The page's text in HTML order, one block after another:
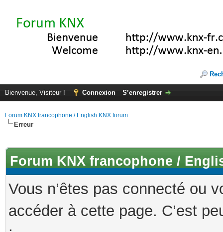
Bienvenue, Visiteur ! Connexion S’enregistrer
Forum KNX francophone / English KNX forum
Erreur
Forum KNX francophone /
Vous n’êtes pas connecté ou
accéder à cette page. C’est